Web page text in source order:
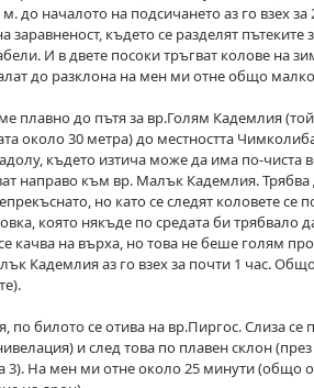
м. до началото на подсичането аз го взех
заравненост, където се разделят
И в двете посоки тръгват колове на
до разклона на мен ми отне общо
плавно до пътя за вр.Голям Кадемлия
около 30 метра) до местността
където изтича може да има по-чиста
направо към вр. Малък Кадемлия. Трябва
но като се следят коловете
която някъде по средата би
качва на върха, но това не беше голям
Кадемлия аз го взех за почти 1 час.
билото се отива на вр.Пиргос. Слиза
и след това по плавен склон
На мен ми отне около 25 минути (общо